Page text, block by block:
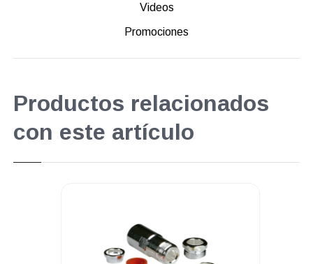
Videos
Promociones
Productos relacionados
con este artículo